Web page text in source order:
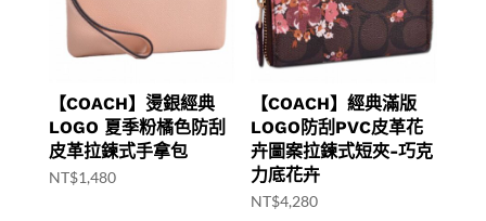
【COACH】燙銀經典
LOGO 夏季粉橘色防刮
皮革拉鍊式手拿包
NT$1,480
【COACH】經典滿版
LOGO防刮PVC皮革花
卉圖案拉鍊式短夾-巧克
力底花卉
NT$4,280